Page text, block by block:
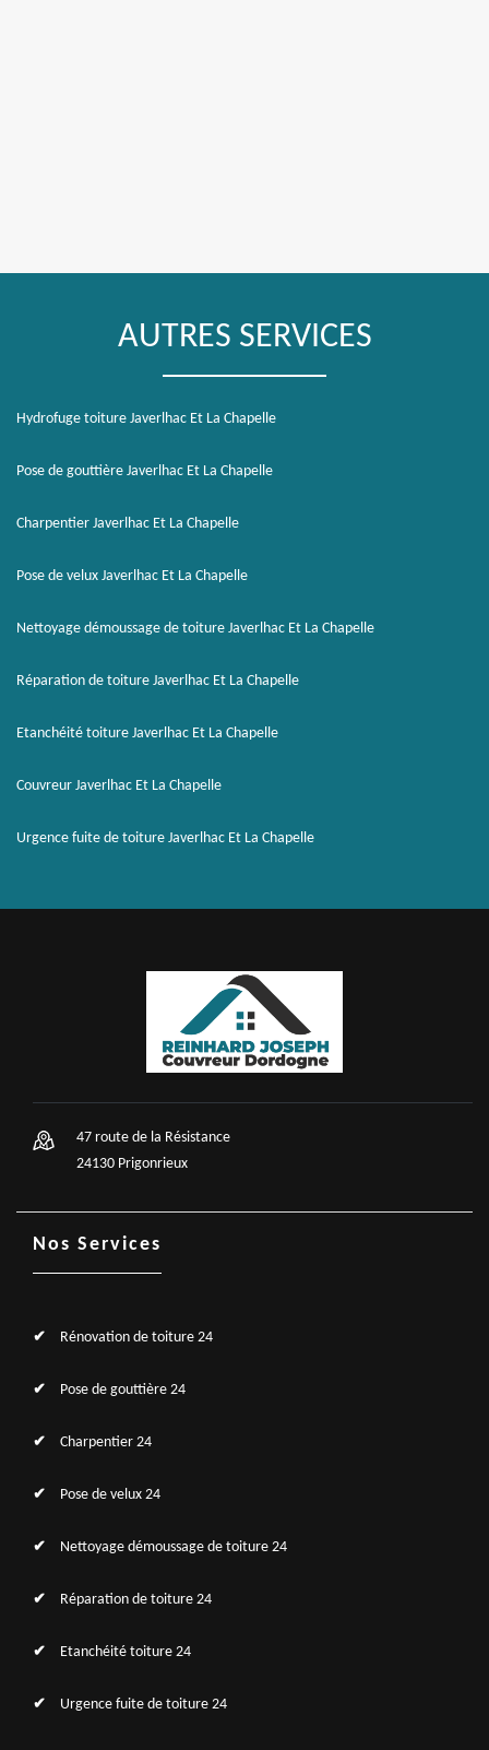
AUTRES SERVICES
Hydrofuge toiture Javerlhac Et La Chapelle
Pose de gouttière Javerlhac Et La Chapelle
Charpentier Javerlhac Et La Chapelle
Pose de velux Javerlhac Et La Chapelle
Nettoyage démoussage de toiture Javerlhac Et La Chapelle
Réparation de toiture Javerlhac Et La Chapelle
Etanchéité toiture Javerlhac Et La Chapelle
Couvreur Javerlhac Et La Chapelle
Urgence fuite de toiture Javerlhac Et La Chapelle
47 route de la Résistance
24130 Prigonrieux
Nos Services
Rénovation de toiture 24
Pose de gouttière 24
Charpentier 24
Pose de velux 24
Nettoyage démoussage de toiture 24
Réparation de toiture 24
Etanchéité toiture 24
Urgence fuite de toiture 24